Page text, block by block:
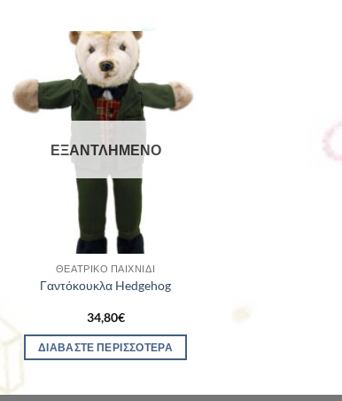
ΕΞΑΝΤΛΗΜΈΝΟ
ΘΕΑΤΡΙΚΌ ΠΑΙΧΝΊΔΙ
Γαντόκουκλα Hedgehog
34,80€
ΔΙΑΒΆΣΤΕ ΠΕΡΙΣΣΌΤΕΡΑ